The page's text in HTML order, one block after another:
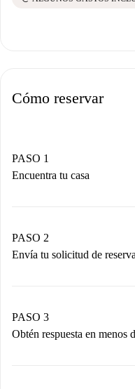
Cómo reservar
PASO 1
Encuentra tu casa
Tienes toda la
PASO 2
Envía tu solicitud de reserva
propietario acepte.
PASO 3
Obtén respuesta en menos